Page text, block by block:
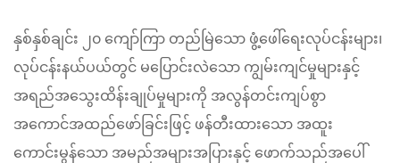
နှစ်နှစ်ချင်း ၂၀ ကျော်ကြာ တည်မြဲသော ဖွံ့ဖေါ်ရေးလုပ်ငန်းများ၊
လုပ်ငန်းနယ်ပယ်တွင် မပြောင်းလဲသော ကျွမ်းကျင်မှုများနှင့်
အရည်အသွေးထိန်းချုပ်မှုများကို အလွန်တင်းကျပ်စွာ
အကောင်အထည်ဖော်ခြင်းဖြင့် ဖန်တီးထားသော အထူး
ကောင်းမွန်သော အမည်အများအပြားနှင့် ဖောက်သည်အပေါ်